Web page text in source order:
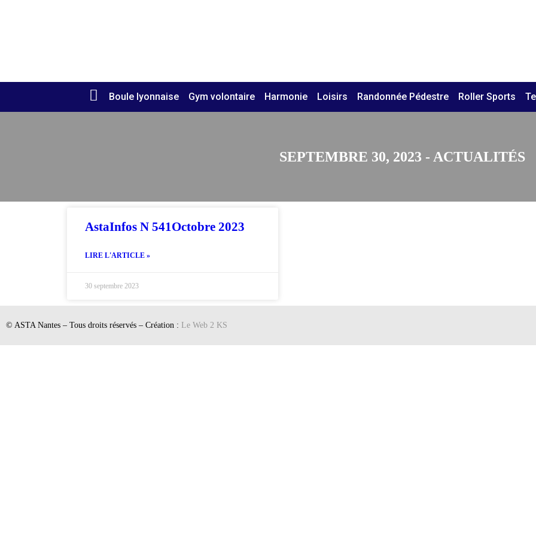
Boule lyonnaise Gym volontaire Harmonie Loisirs Randonnée Pédestre Roller Sports
SEPTEMBRE 30, 2023 - ACTUALITÉS
AstaInfos N 541Octobre 2023
LIRE L'ARTICLE »
30 septembre 2023
© ASTA Nantes – Tous droits réservés – Création : Le Web 2 KS